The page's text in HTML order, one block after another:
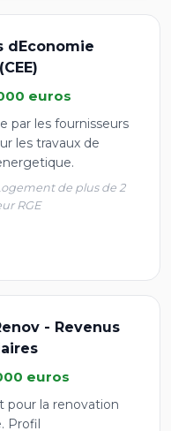
dEconomie
euros
par les fournisseurs
les travaux de
de plus de 2
RGE
- Revenus
euros
pour la renovation
Profil